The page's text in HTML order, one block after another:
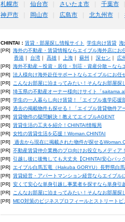
札幌市 仙台市 さいたま市 千葉市
神戸市
岡山市 広島市 北九州市
CHINTAI： 賃貸・部屋探し情報サイト 学生向け賃貸 海
[PR] 海外の不動産・賃貸情報ならエイブル海外店にお
香港｜ 台湾｜ 高雄｜ 上海｜ 蘇州 深セン 広
[PR] 海外不動産～投資・居住・別荘・資産分散～なら
[PR] 法人様向け海外赴任サポートならエイブルにお任
[PR]
こんなお部屋に泊まってみたい！そんなお部屋探
[PR] 埼玉県の不動産オーナー様向けサイト「
[PR] 学生の一人暮らし向け賃貸！「エイブル進学応援
[PR] 過去の掲載物件も探せる！「エイブル賃貸物件ア
[PR] 賃貸物件の疑問解決！教えてエイブルAGENT
[PR] 賃貸生活の工夫を紹介！CHINTAI情報局
[PR] 女性の賃貸生活を応援！Woman.CHINTAI
[PR]
過去から現在に掲載された物件が探せる
[PR] 不動産賃貸仲介業務のプロ向けお役立ちメディア
[PR]
引越し後に後悔しても大丈夫【CHINTAI安心パッ
[PR] エイブル白馬五竜（Hakuba GORYU）長野県白
[PR] 賃貸経営・アパートマンション経営ならエイブル
[PR] 安くて安心な単身引越し事業者を探すなら単身引
[PR]
こんなお部屋に泊まってみたい！そんなお部屋探
[PR] MEO対策のビジネスプロフィールとストリート